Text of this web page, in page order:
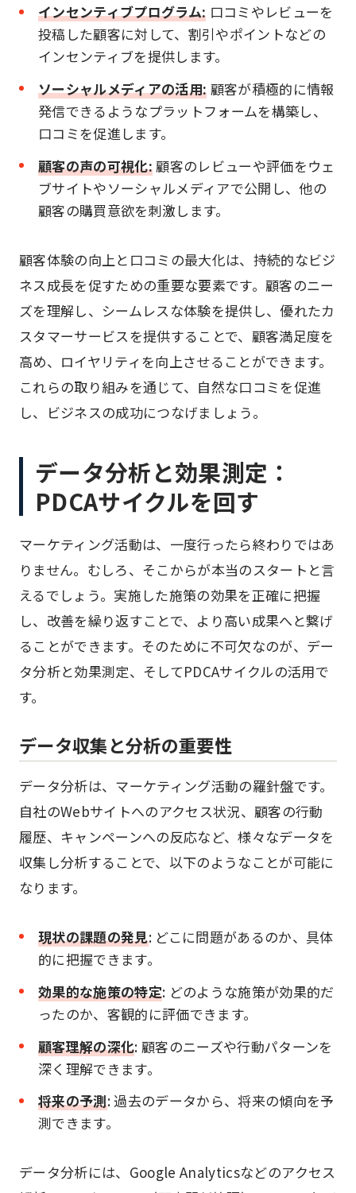
インセンティブプログラム: 口コミやレビューを
投稿した顧客に対して、割引やポイントなどの
インセンティブを提供します。
ソーシャルメディアの活用: 顧客が積極的に情報
発信できるようなプラットフォームを構築し、
口コミを促進します。
顧客の声の可視化:顧客のレビューや評価をウェ
ブサイトやソーシャルメディアで公開し、他の
顧客の購買意欲を刺激します。
顧客体験の向上と口コミの最大化は、持続的なビジ
ネス成長を促すための重要な要素です。顧客のニー
ズを理解し、シームレスな体験を提供し、優れたカ
スタマーサービスを提供することで、顧客満足度を
高め、ロイヤリティを向上させることができます。
これらの取り組みを通じて、自然な口コミを促進
し、ビジネスの成功につなげましょう。
データ分析と効果測定：
PDCAサイクルを回す
マーケティング活動は、一度行ったら終わりではあ
りません。むしろ、そこからが本当のスタートと言
えるでしょう。実施した施策の効果を正確に把握
し、改善を繰り返すことで、より高い成果へと繋げ
ることができます。そのために不可欠なのが、デー
タ分析と効果測定、そしてPDCAサイクルの活用で
す。
データ収集と分析の重要性
データ分析は、マーケティング活動の羅針盤です。
自社のWebサイトへのアクセス状況、顧客の行動
履歴、キャンペーンへの反応など、様々なデータを
収集し分析することで、以下のようなことが可能に
なります。
現状の課題の発見: どこに問題があるのか、具体
的に把握できます。
効果的な施策の特定: どのような施策が効果的だ
ったのか、客観的に評価できます。
顧客理解の深化: 顧客のニーズや行動パターンを
深く理解できます。
将来の予測: 過去のデータから、将来の傾向を予
測できます。
データ分析には、Google Analyticsなどのアクセス